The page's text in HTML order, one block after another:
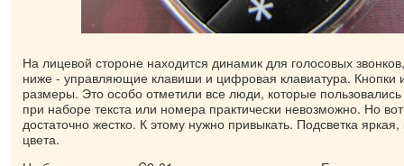
На лицевой стороне находится динамик для голосовых
ниже - управляющие клавиши и цифровая клавиатура.
размеры. Это особо отметили все люди, которые
при наборе текста или номера практически невозможно. Но
достаточно жестко. К этому нужно привыкать. Подсветка яркая,
цвета.